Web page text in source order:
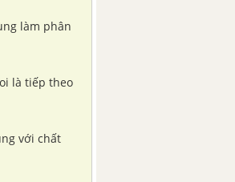
làm phân
là tiếp theo
với chất